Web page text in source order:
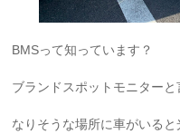
BMSって知っています？
ブランドスポットモニター
なりそうな場所に車がいる